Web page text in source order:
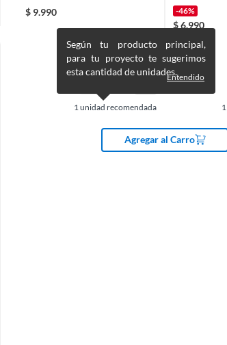
$ 9.990
1 unidad recomendada
Según tu producto principal,
para tu proyecto te sugerimos
esta cantidad de unidades.Entendido
-46%
$6.990
$ 12.990
1
Agregar al Carro